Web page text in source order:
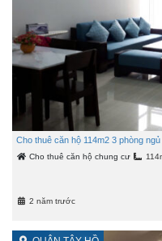
Cho thuê căn hộ 114m2 3 phòng
Cho thuê căn hộ chung cư
2 năm trước